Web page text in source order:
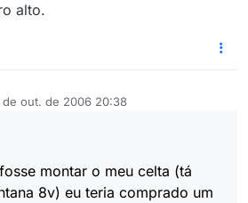
alto.
de out. de 2006 20:38
montar o meu celta (tá
8v) eu teria comprado um